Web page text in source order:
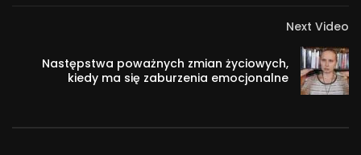
Next Video
Następstwa poważnych zmian życiowych,
kiedy ma się zaburzenia emocjonalne